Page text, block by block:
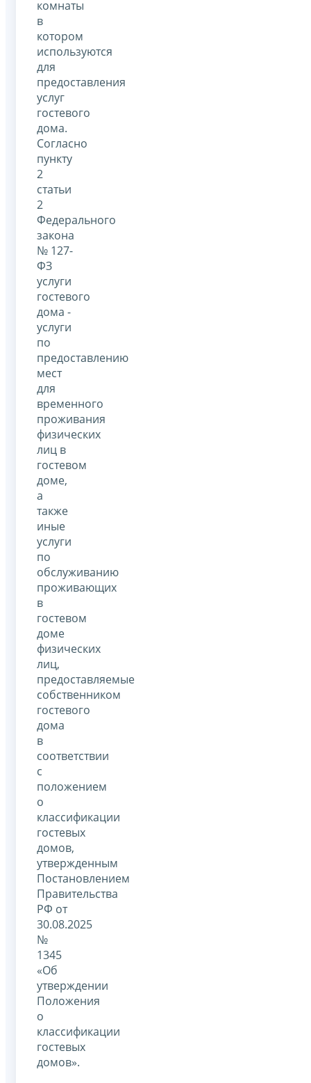
комнаты
в
котором
используются
для
предоставления
услуг
гостевого
дома.
Согласно
пункту
2
статьи
2
Федерального
закона
№ 127-
ФЗ
услуги
гостевого
дома -
услуги
по
предоставлению
мест
для
временного
проживания
физических
лиц в
гостевом
доме,
а
также
иные
услуги
по
обслуживанию
проживающих
в
гостевом
доме
физических
лиц,
предоставляемые
собственником
гостевого
дома
в
соответствии
с
положением
о
классификации
гостевых
домов,
утвержденным
Постановлением
Правительства
РФ от
30.08.2025
№
1345
«Об
утверждении
Положения
о
классификации
гостевых
домов».